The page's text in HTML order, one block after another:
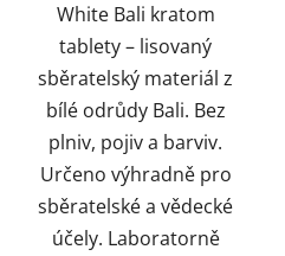
White Bali kratom
tablety – lisovaný
sběratelský materiál z
bílé odrůdy Bali. Bez
plniv, pojiv a barviv.
Určeno výhradně pro
sběratelské a vědecké
účely. Laboratorně